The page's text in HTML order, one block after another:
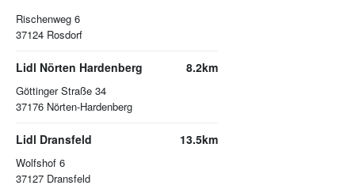
Rischenweg 6
37124 Rosdorf
Lidl Nörten Hardenberg
Göttinger Straße 34
37176 Nörten-Hardenberg
8.2km
Lidl Dransfeld
Wolfshof 6
37127 Dransfeld
13.5km